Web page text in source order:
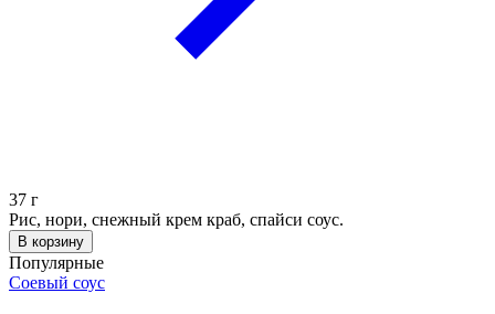
37 г
Рис, нори, снежный крем краб, спайси соус.
В корзину
Популярные
Соевый соус